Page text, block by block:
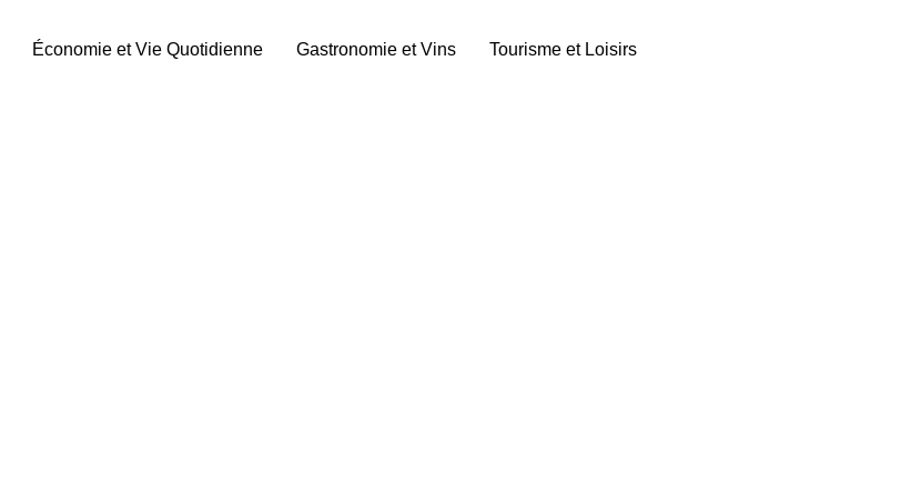
Économie et Vie Quotidienne Gastronomie et Vins Tourisme et Loisirs